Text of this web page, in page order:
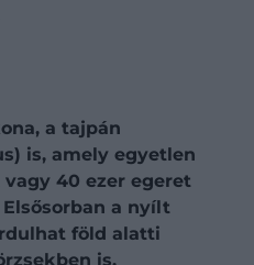
a tajpán
is, amely egyetlen
40 ezer egeret
a nyílt
föld alatti
is.